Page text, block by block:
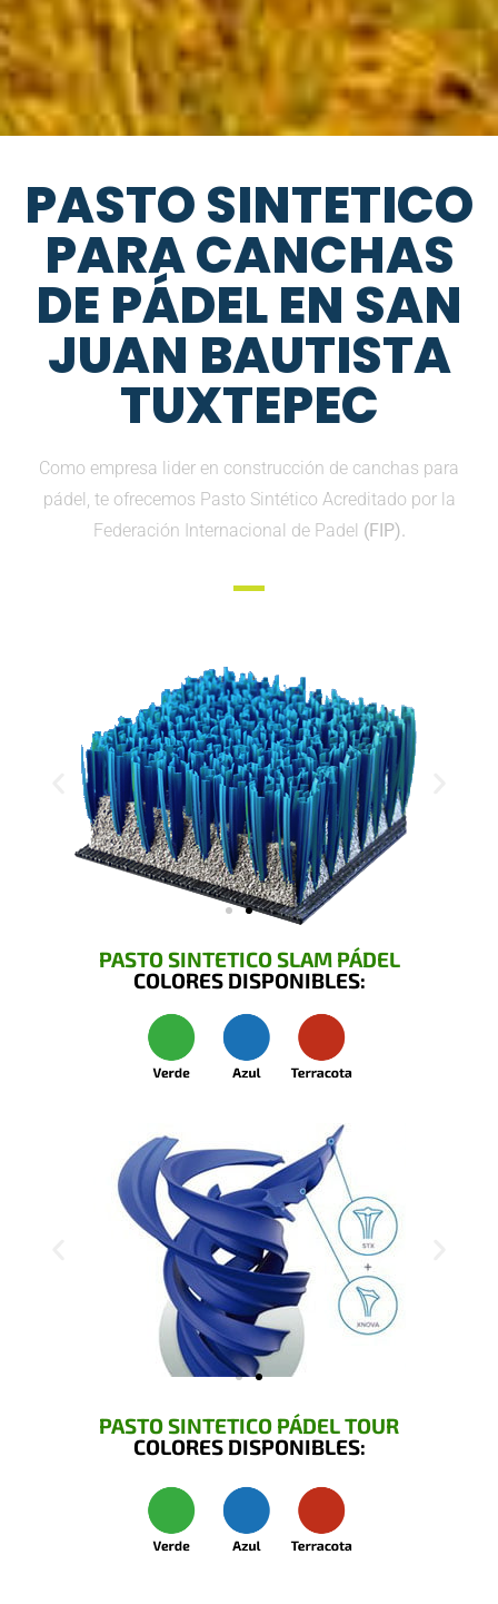
PASTO SINTETICO
PARA CANCHAS
DE PÁDEL EN SAN
JUAN BAUTISTA
TUXTEPEC
Como empresa lider en construcción de canchas para
pádel, te ofrecemos Pasto Sintético Acreditado por la
Federación Internacional de Padel (FIP).
PASTO SINTETICO SLAM PÁDEL
COLORES DISPONIBLES:
PASTO SINTETICO PÁDEL TOUR
COLORES DISPONIBLES: